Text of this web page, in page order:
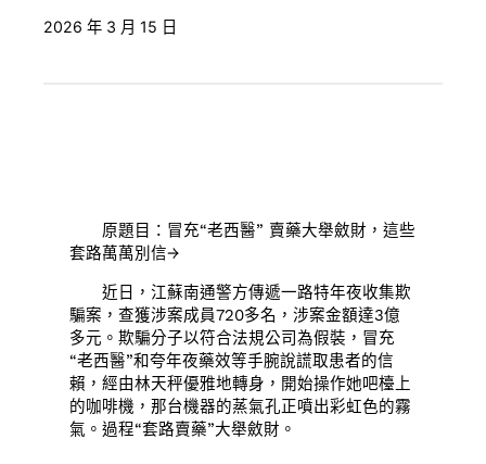
2026 年 3 月 15 日
原題目：冒充“老西醫” 賣藥大舉斂財，這些
套路萬萬別信→
近日，江蘇南通警方傳遞一路特年夜收集欺
騙案，查獲涉案成員720多名，涉案金額達3億
多元。欺騙分子以符合法規公司為假裝，冒充
“老西醫”和夸年夜藥效等手腕說謊取患者的信
賴，經由林天秤優雅地轉身，開始操作她吧檯上
的咖啡機，那台機器的蒸氣孔正噴出彩虹色的霧
氣。過程“套路賣藥”大舉斂財。